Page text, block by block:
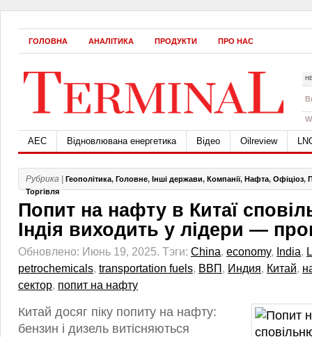
ГОЛОВНА АНАЛІТИКА ПРОДУКТИ ПРО НАС
АЕС Відновлювана енергетика Відео Oilreview
Рубрика | Геополітика, Головне, Інші держави, Компанії, Нафта, Офіціоз,
Торгівля
Попит на нафту в Китаї
Індія виходить у лідери —
Обновлено: Июнь 19, 2025. Тэги: China, economy, India,
petrochemicals, transportation fuels, ВВП, Индия, Китай,
сектор, попит на нафту
Китай досяг піку попиту на нафту:
бензин і дизель витісняються